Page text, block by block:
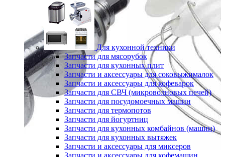
Для кухонной техники
Запчасти для мясорубок
Запчасти для кухонных плит
Запчасти и аксессуары для соковыжималок
Запчасти и аксессуары для кофеварок
Запчасти для СВЧ (микроволновых печей)
Запчасти для посудомоечных машин
Запчасти для термопотов
Запчасти для йогуртниц
Запчасти для кухонных комбайнов (машин)
Запчасти для кухонных вытяжек
Запчасти и аксессуары для миксеров
Запчасти и аксессуары для кофемашин